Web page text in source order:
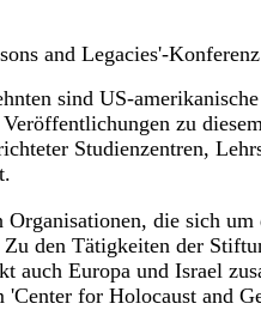
and Legacies'-
sind US-
zu
Studienzentren,
die sich
den Tätigkeiten der
auch Europa und Israel
'Center for Holocaust and